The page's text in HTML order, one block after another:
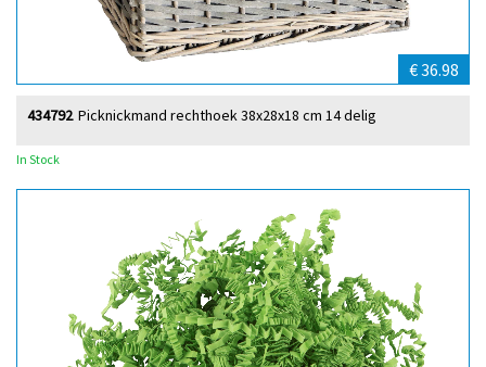
€ 36.98
Picknickmand rechthoek 38x28x18 cm 14 delig
434792
In Stock